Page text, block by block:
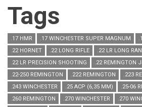
Tags
.17 HMR .17 WINCHESTER SUPER MAGNUM
.22 HORNET
.22 LONG RIFLE
.22 LR LONG
.22 LR PRECISION SHOOTING
.22 REMINGTON
.22-250 REMINGTON
.222 REMINGTON .223
.243 WINCHESTER
.25 ACP (6,35 MM)
.25-06
.260 REMINGTON
.270 WINCHESTER
.270